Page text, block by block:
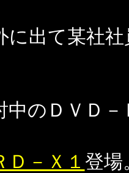
出て某社社
のＤＶＤ－
Ｄ－Ｘ１ 登場